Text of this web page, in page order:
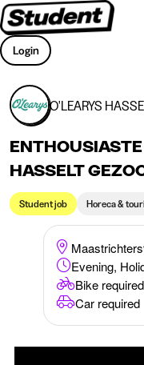
Login
O'LEARYS
HASSELT
Student job Horeca &
Evening,
Bike required
Car required